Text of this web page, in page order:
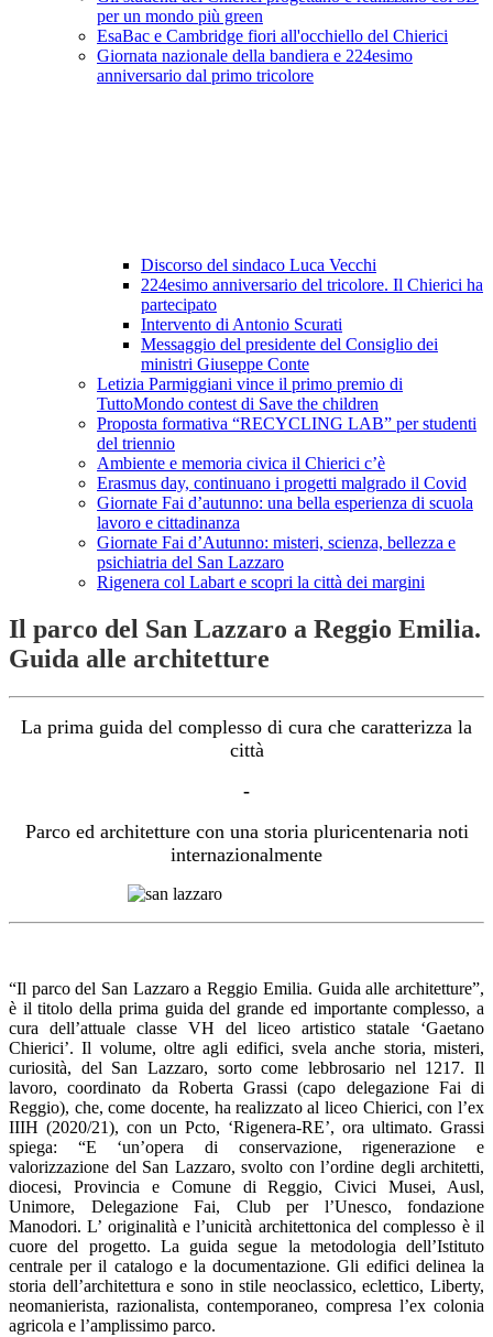
per un mondo più green
EsaBac e Cambridge fiori all'occhiello del Chierici
Giornata nazionale della bandiera e 224esimo
anniversario dal primo tricolore
Discorso del sindaco Luca Vecchi
224esimo anniversario del tricolore. Il Chierici ha
partecipato
Intervento di Antonio Scurati
Messaggio del presidente del Consiglio dei
ministri Giuseppe Conte
Letizia Parmiggiani vince il primo premio di
TuttoMondo contest di Save the children
Proposta formativa “RECYCLING LAB” per studenti
del triennio
Ambiente e memoria civica il Chierici c’è
Erasmus day, continuano i progetti malgrado il Covid
Giornate Fai d’autunno: una bella esperienza di scuola
lavoro e cittadinanza
Giornate Fai d’Autunno: misteri, scienza, bellezza e
psichiatria del San Lazzaro
Rigenera col Labart e scopri la città dei margini
Il parco del San Lazzaro a Reggio Emilia.
Guida alle architetture
La prima guida del complesso di cura che caratterizza la
città
-
Parco ed architetture con una storia pluricentenaria noti
internazionalmente
“Il parco del San Lazzaro a Reggio Emilia. Guida alle architetture”,
è il titolo della prima guida del grande ed importante complesso, a
cura dell’attuale classe VH del liceo artistico statale ‘Gaetano
Chierici’. Il volume, oltre agli edifici, svela anche storia, misteri,
curiosità, del San Lazzaro, sorto come lebbrosario nel 1217. Il
lavoro, coordinato da Roberta Grassi (capo delegazione Fai di
Reggio), che, come docente, ha realizzato al liceo Chierici, con l’ex
IIIH (2020/21), con un Pcto, ‘Rigenera-RE’, ora ultimato. Grassi
spiega: “E ‘un’opera di conservazione, rigenerazione e
valorizzazione del San Lazzaro, svolto con l’ordine degli architetti,
diocesi, Provincia e Comune di Reggio, Civici Musei, Ausl,
Unimore, Delegazione Fai, Club per l’Unesco, fondazione
Manodori. L’ originalità e l’unicità architettonica del complesso è il
cuore del progetto. La guida segue la metodologia dell’Istituto
centrale per il catalogo e la documentazione. Gli edifici delinea la
storia dell’architettura e sono in stile neoclassico, eclettico, Liberty,
neomanierista, razionalista, contemporaneo, compresa l’ex colonia
agricola e l’amplissimo parco.